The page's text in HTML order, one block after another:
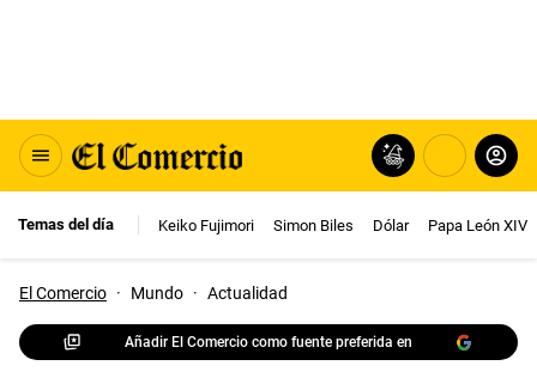
Temas del día Keiko Fujimori Simon Biles Dólar Papa León XIV
El Comercio · Mundo · Actualidad
Añadir El Comercio como fuente preferida en